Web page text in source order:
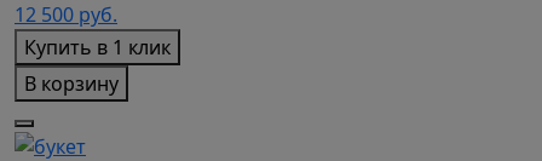
12 500 руб.
Купить в 1 клик
В корзину